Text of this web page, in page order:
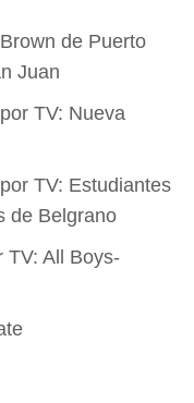
de Puerto
Juan
TV: Nueva
TV: Estudiantes
de Belgrano
TV: All Boys-